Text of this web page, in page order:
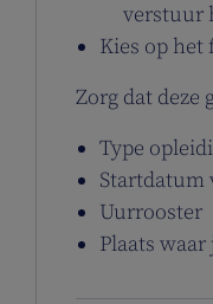
verstuur
Kies op
Zorg dat deze
Type
Startdatum
Uurrooster
Plaats waar